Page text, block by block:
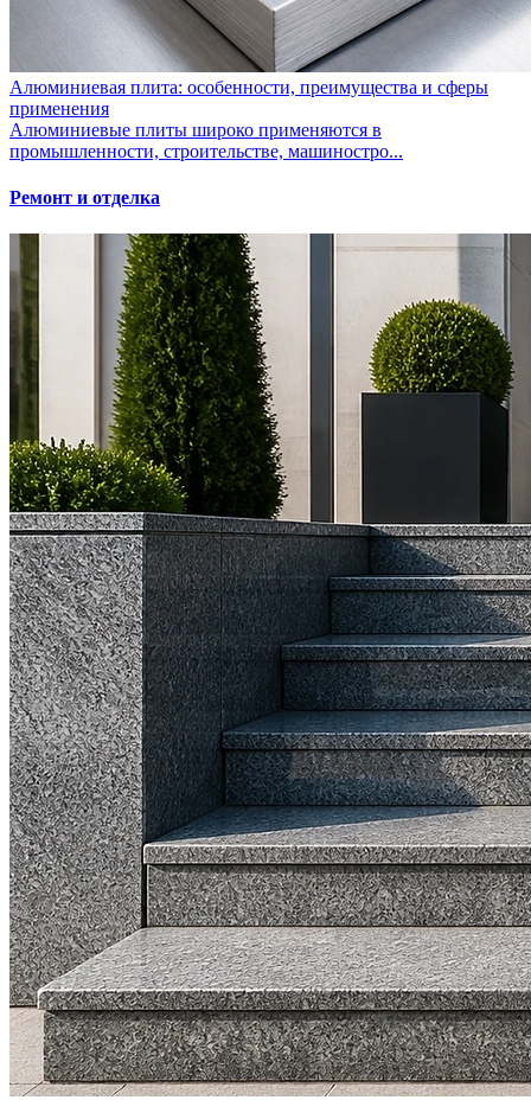
Алюминиевая плита: особенности, преимущества и сферы
применения
Алюминиевые плиты широко применяются в
промышленности, строительстве, машиностро...
Ремонт и отделка